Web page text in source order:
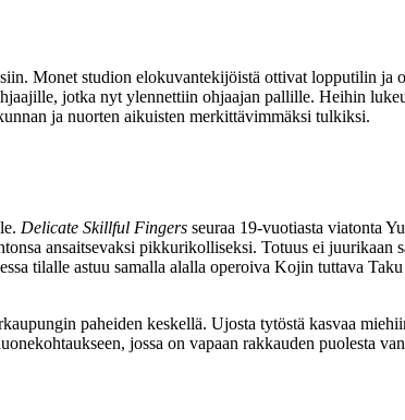
Monet studion elokuvantekijöistä ottivat lopputilin ja
jotka nyt ylennettiin ohjaajan pallille. Heihin
ja nuorten aikuisten merkittävimmäksi tulkiksi.
Delicate Skillful Fingers seuraa 19‑vuotiasta viatonta
ansaitsevaksi pikkurikolliseksi. Totuus ei juurikaan
tilalle astuu samalla alalla operoiva Kojin tuttava
paheiden keskellä. Ujosta tytöstä kasvaa
jossa on vapaan rakkauden puolesta